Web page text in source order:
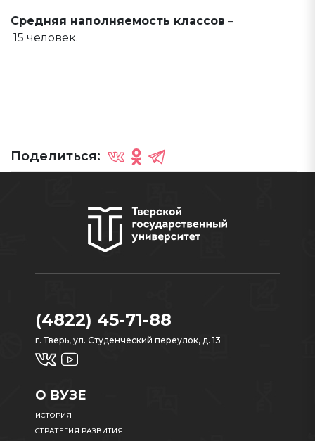
Средняя наполняемость классов –
15 человек.
Поделиться:
(4822) 45-71-88
г. Тверь, ул. Студенческий переулок, д. 13
О ВУЗЕ
ИСТОРИЯ
СТРАТЕГИЯ РАЗВИТИЯ